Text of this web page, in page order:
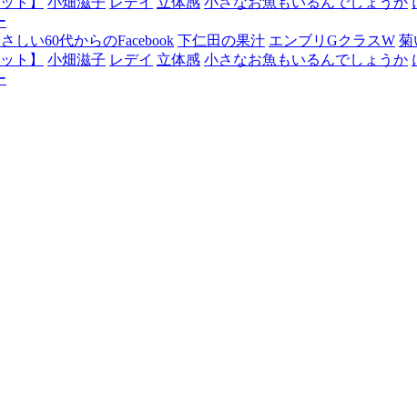
しい60代からのFacebook 下仁田の果汁 エンブリGクラスW 菊
ト】
小畑滋子 レデイ 立体感 小さなお魚もいるんでしょうか